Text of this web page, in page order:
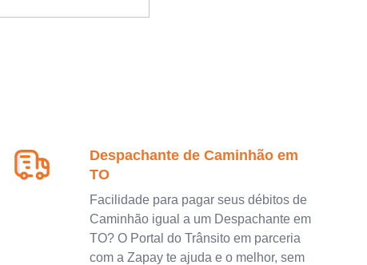
Despachante de Caminhão em
TO
Facilidade para pagar seus débitos de
Caminhão igual a um Despachante em
TO? O Portal do Trânsito em parceria
com a Zapay te ajuda e o melhor, sem